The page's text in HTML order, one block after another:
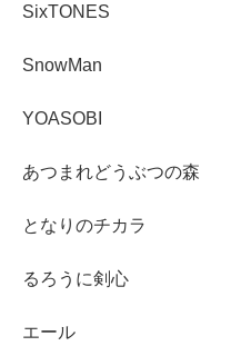
SixTONES
SnowMan
YOASOBI
あつまれどうぶつの森
となりのチカラ
るろうに剣心
エール